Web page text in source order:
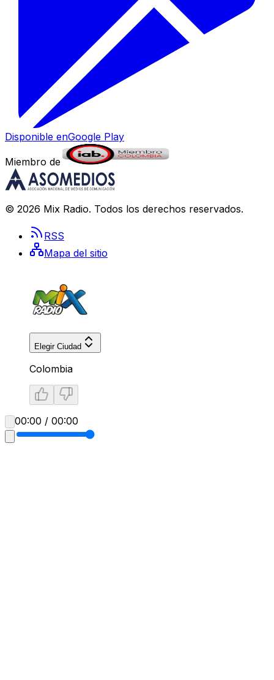
Disponible enGoogle Play
Miembro de
© 2026 Mix Radio. Todos los derechos reservados.
RSS
Mapa del sitio
Elegir Ciudad
Colombia
00:00 / 00:00